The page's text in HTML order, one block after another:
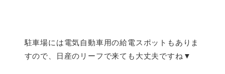
駐車場には電気自動車用の給電スポットもありま
すので、日産のリーフで来ても大丈夫ですね▼